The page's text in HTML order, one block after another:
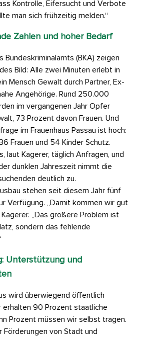
Kontrolle, Eifersucht und Verbote
man sich frühzeitig melden.“
Zahlen und hoher Bedarf
Bundeskriminalamts (BKA) zeigen
Bild: Alle zwei Minuten erlebt in
Mensch Gewalt durch Partner, Ex-
Angehörige. Rund 250.000
im vergangenen Jahr Opfer
73 Prozent davon Frauen. Und
im Frauenhaus Passau ist hoch:
Frauen und 54 Kinder Schutz.
laut Kagerer, täglich Anfragen, und
dunklen Jahreszeit nimmt die
deutlich zu.
stehen seit diesem Jahr fünf
Verfügung. „Damit kommen wir gut
„Das größere Problem ist
sondern das fehlende
Unterstützung und
wird überwiegend öffentlich
erhalten 90 Prozent staatliche
Prozent müssen wir selbst tragen.
Förderungen von Stadt und